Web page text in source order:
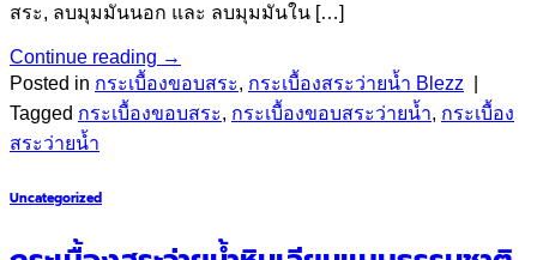
สระ, ลบมุมมันนอก และ ลบมุมมันใน […]
Continue reading →
Posted in กระเบื้องขอบสระ, กระเบื้องสระว่ายน้ำ Blezz
Tagged กระเบื้องขอบสระ, กระเบื้องขอบสระว่ายน้ำ, กระเบื้อง
สระว่ายน้ำ
Uncategorized